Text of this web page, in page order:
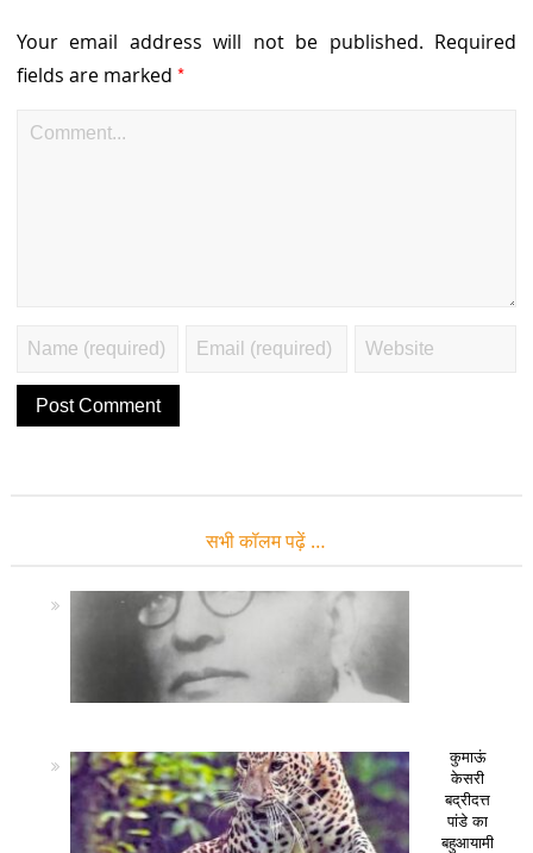
Your email address will not be published. Required
fields are marked *
सभी कॉलम पढ़ें …
कुमाऊं
केसरी
बद्रीदत्त
पांडे का
बहुआयामी